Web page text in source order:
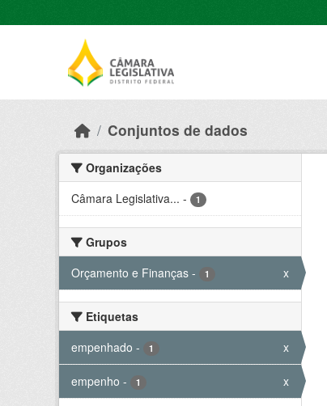
Conjuntos de dados
Organizações
Câmara Legislativa... - 1
Grupos
Orçamento e Finanças - 1 x
Etiquetas
empenhado - 1 x
empenho - 1 x